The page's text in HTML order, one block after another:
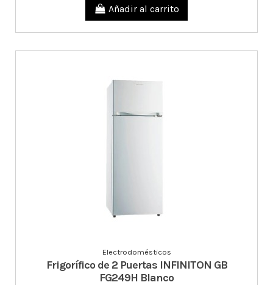
Añadir al carrito
Electrodomésticos
Frigorífico de 2 Puertas INFINITON GB
FG249H Blanco